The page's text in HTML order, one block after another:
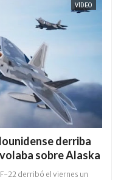
VÍDEO
derriba
sobre Alaska
22 derribó el viernes un